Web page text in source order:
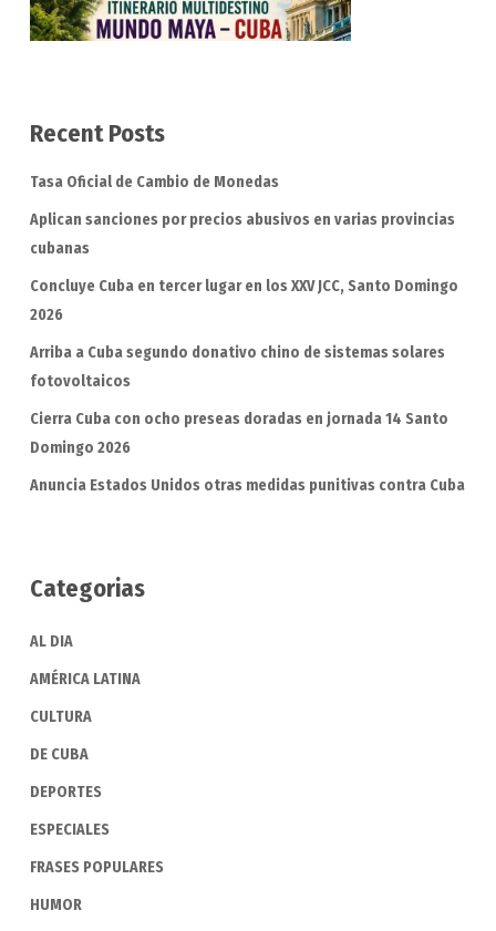
Recent Posts
Tasa Oficial de Cambio de Monedas
Aplican sanciones por precios abusivos en varias provincias
cubanas
Concluye Cuba en tercer lugar en los XXV JCC, Santo Domingo
2026
Arriba a Cuba segundo donativo chino de sistemas solares
fotovoltaicos
Cierra Cuba con ocho preseas doradas en jornada 14 Santo
Domingo 2026
Anuncia Estados Unidos otras medidas punitivas contra Cuba
Categorias
AL DIA
AMÉRICA LATINA
CULTURA
DE CUBA
DEPORTES
ESPECIALES
FRASES POPULARES
HUMOR